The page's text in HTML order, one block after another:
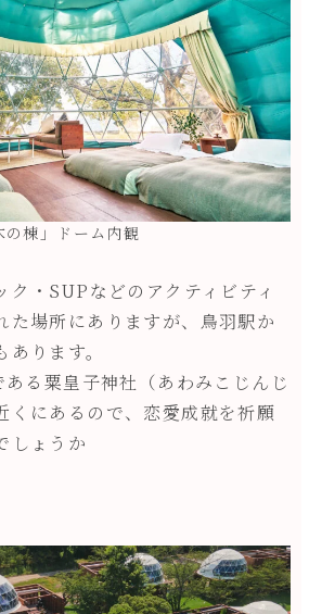
の棟」ドーム内観
ク・SUPなどのアクティビティ
た場所にありますが、鳥羽駅か
ります。
る粟皇子神社（あわみこじんじ
くにあるので、恋愛成就を祈願
しょうか